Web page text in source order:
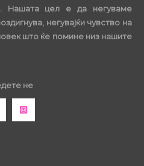
Нашата цел е да негуваме
негувајќи чувство на
што ќе помине низ нашите
не